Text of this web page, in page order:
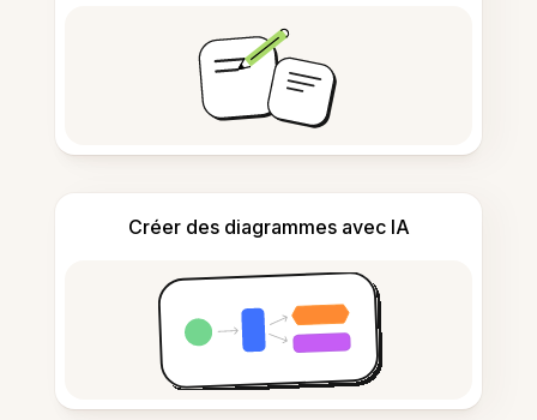
Créer des diagrammes avec IA